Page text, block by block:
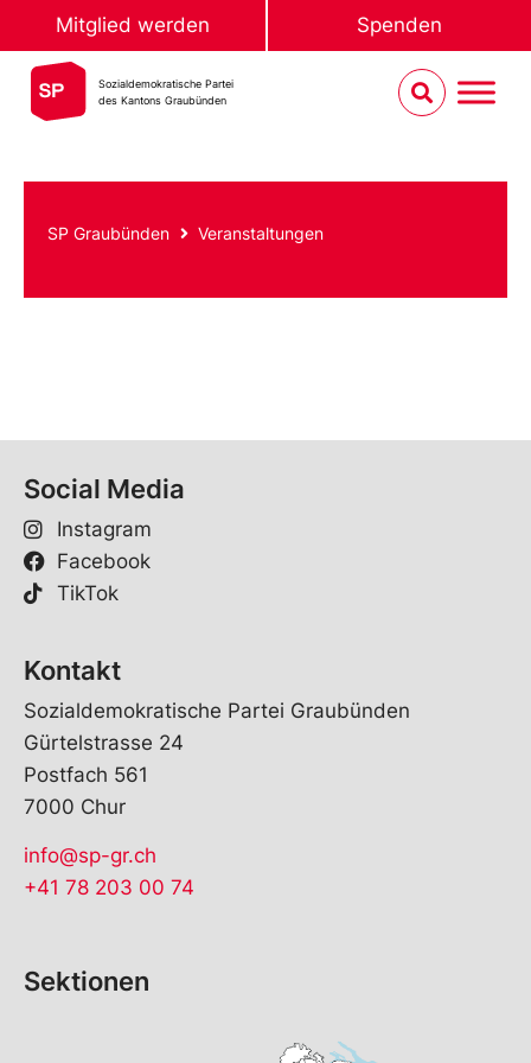
Mitglied werden Spenden
Sozialdemokratische Partei
des Kantons Graubünden
SP Graubünden Veranstaltungen
Social Media
Instagram
Facebook
TikTok
Kontakt
Sozialdemokratische Partei Graubünden
Gürtelstrasse 24
Postfach 561
7000 Chur
info@sp-gr.ch
+41 78 203 00 74
Sektionen